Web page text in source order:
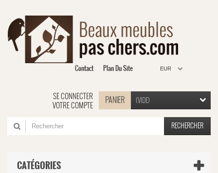
EUR
Contact Plan Du Site
PANIER (VIDE)
SE CONNECTER
VOTRE COMPTE
RECHERCHER
CATÉGORIES